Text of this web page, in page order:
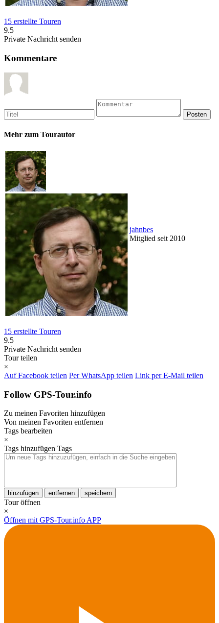
15 erstellte Touren
9.5
Private Nachricht senden
Kommentare
Mehr zum Tourautor
jahnbes
Mitglied seit 2010
15 erstellte Touren
9.5
Private Nachricht senden
Tour teilen
×
Auf Facebook teilen Per WhatsApp teilen Link per E-Mail teilen
Follow GPS-Tour.info
Zu meinen Favoriten hinzufügen
Von meinen Favoriten entfernen
Tags bearbeiten
×
Tags hinzufügen Tags
hinzufügen entfernen speichern
Tour öffnen
×
Öffnen mit GPS-Tour.info APP